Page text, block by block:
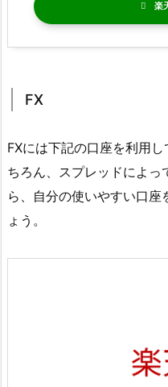
楽
FX
FXには下記の口座を利用
ちろん、スプレッドによ
ら、自分の使いやすい口座
ょう。